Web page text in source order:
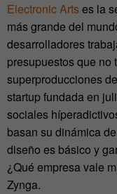
Electronic Artses la
más grande del
desarrolladores
presupuestos que
superproducciones
startup fundada en
sociales
basan su dinámica
diseño es básico y
¿Qué empresa vale
Zynga.